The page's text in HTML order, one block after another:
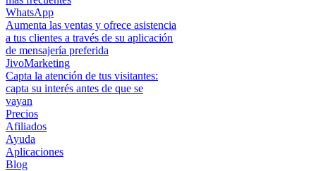
WhatsApp
Aumenta las ventas y ofrece asistencia
a tus clientes a través de su aplicación
de mensajería preferida
JivoMarketing
Capta la atención de tus visitantes:
capta su interés antes de que se
vayan
Precios
Afiliados
Ayuda
Aplicaciones
Blog